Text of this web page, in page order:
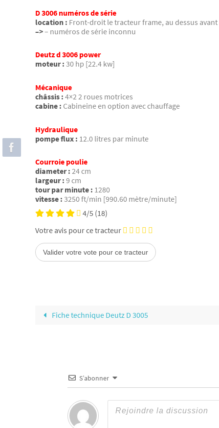
D 3006 numéros de série
location : Front-droit le tracteur frame, au dessus avant
–>– numéros de série inconnu
Deutz d 3006 power
moteur : 30 hp [22.4 kw]
Mécanique
châssis : 4×2 2 roues motrices
cabine : Cabineine en option avec chauffage
Hydraulique
pompe flux : 12.0 litres par minute
Courroie poulie
diameter : 24 cm
largeur : 9 cm
tour par minute : 1280
vitesse : 3250 ft/min [990.60 mètre/minute]
4/5 (18)
Votre avis pour ce tracteur
Fiche technique Deutz D 3005
S’abonner